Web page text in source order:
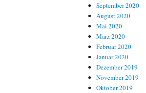
September 2020
August 2020
Mai 2020
März 2020
Februar 2020
Januar 2020
Dezember 2019
November 2019
Oktober 2019